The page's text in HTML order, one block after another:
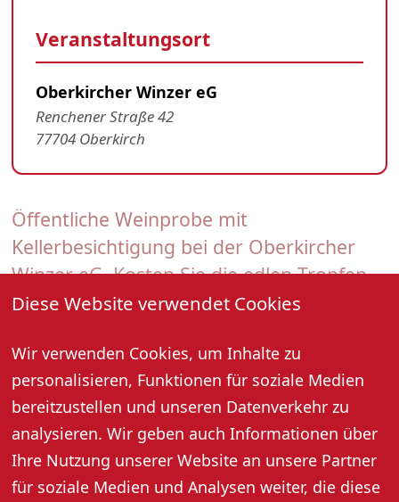
Diese Website verwendet Cookies
Wir verwenden Cookies, um Inhalte zu
personalisieren, Funktionen für soziale Medien
bereitzustellen und unseren Datenverkehr zu
analysieren. Wir geben auch Informationen über
Ihre Nutzung unserer Website an unsere Partner
für soziale Medien und Analysen weiter, die diese
Öffentliche Weinprobe mit
Kellerbesichtigung bei der Oberkircher
Winzer eG. Kosten Sie die edlen Tropfen.
19. Juni 2026, 17:00 Uhr
Öffentliche Weinprobe mit Kellerbesichtigung bei der
Oberkircher Winzer eG
Preis pro Person: 12,- Euro (10,- Euro mit Gästekarte)
an Feiertagen), Dauer ca. 2 Stunden.
Anmeldung: Tel. 07802 92580 oder info@oberkircher-
winzer.de
Veranstaltungsort
Oberkircher Winzer eG
Renchener Straße 42
77704 Oberkirch